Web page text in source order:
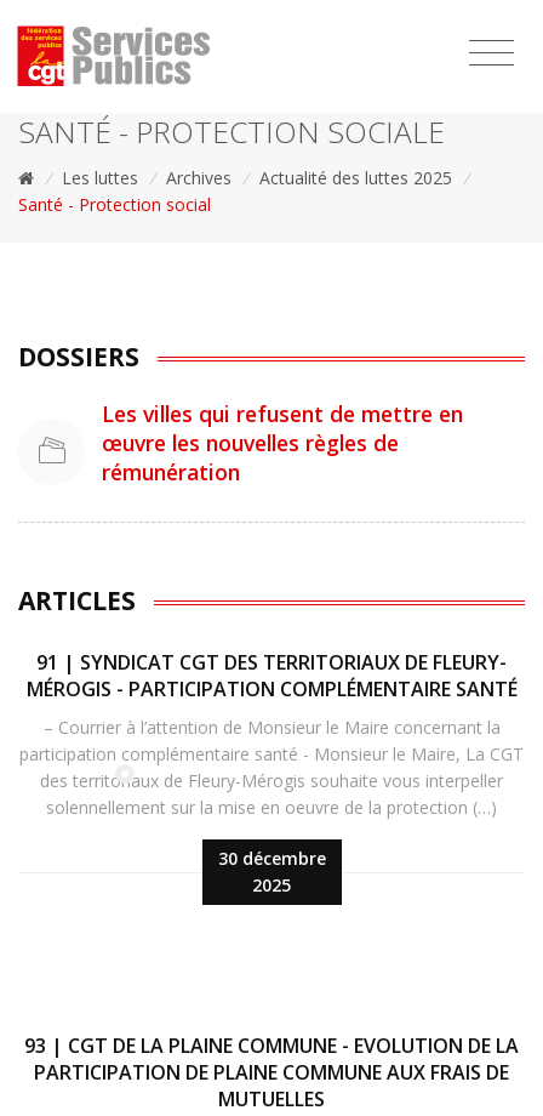
SANTÉ - PROTECTION SOCIALE
/ Les luttes / Archives / Actualité des luttes 2025 /
Santé - Protection social
DOSSIERS
Les villes qui refusent de mettre en
œuvre les nouvelles règles de
rémunération
ARTICLES
30 décembre
2025
91 | SYNDICAT CGT DES TERRITORIAUX DE FLEURY-
MÉROGIS - PARTICIPATION COMPLÉMENTAIRE SANTÉ
– Courrier à l’attention de Monsieur le Maire concernant la
participation complémentaire santé - Monsieur le Maire, La CGT
des territoriaux de Fleury-Mérogis souhaite vous interpeller
solennellement sur la mise en oeuvre de la protection (…)
93 | CGT DE LA PLAINE COMMUNE - EVOLUTION DE LA
PARTICIPATION DE PLAINE COMMUNE AUX FRAIS DE
MUTUELLES